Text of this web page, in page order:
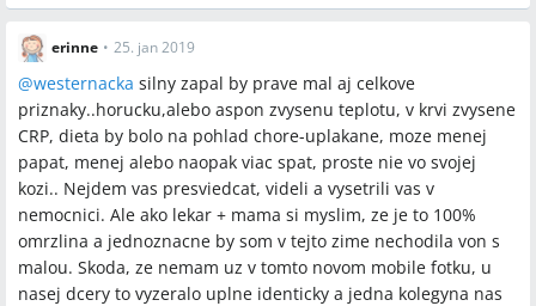
erinne • 25. jan 2019
@westernacka silny zapal by prave mal aj celkove
priznaky..horucku,alebo aspon zvysenu teplotu, v krvi zvysene
CRP, dieta by bolo na pohlad chore-uplakane, moze menej
papat, menej alebo naopak viac spat, proste nie vo svojej
kozi.. Nejdem vas presviedcat, videli a vysetrili vas v
nemocnici. Ale ako lekar + mama si myslim, ze je to 100%
omrzlina a jednoznacne by som v tejto zime nechodila von s
malou. Skoda, ze nemam uz v tomto novom mobile fotku, u
nasej dcery to vyzeralo uplne identicky a jedna kolegyna nas